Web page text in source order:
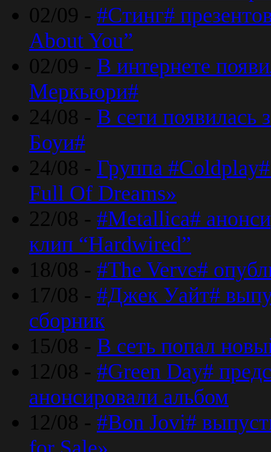
02/09 - #Стинг#
About You”
02/09 - В интернете
Меркьюри#
24/08 - В сети появилась
Боуи#
24/08 - Группа
Full Of Dreams»
22/08 - #Metallica#
клип “Hardwired”
18/08 - #The Verve#
17/08 - #Джек Уайт#
сборник
15/08 - В сеть попал
12/08 - #Green Day#
анонсировали альбом
12/08 - #Bon Jovi#